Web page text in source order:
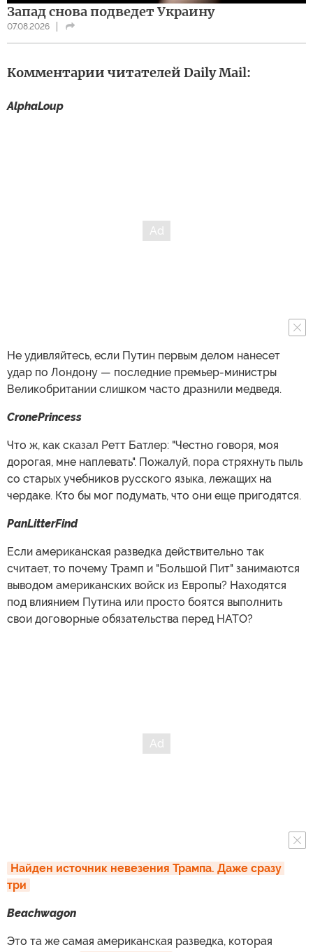
Запад снова подведет Украину
07.08.2026
Комментарии читателей Daily Mail:
AlphaLoup
Не удивляйтесь, если Путин первым делом нанесет
удар по Лондону — последние премьер-министры
Великобритании слишком часто дразнили медведя.
CronePrincess
Что ж, как сказал Ретт Батлер: "Честно говоря, моя
дорогая, мне наплевать". Пожалуй, пора стряхнуть пыль
со старых учебников русского языка, лежащих на
чердаке. Кто бы мог подумать, что они еще пригодятся.
PanLitterFind
Если американская разведка действительно так
считает, то почему Трамп и "Большой Пит" занимаются
выводом американских войск из Европы? Находятся
под влиянием Путина или просто боятся выполнить
свои договорные обязательства перед НАТО?
Найден источник невезения Трампа. Даже сразу
три
Beachwagon
Это та же самая американская разведка, которая